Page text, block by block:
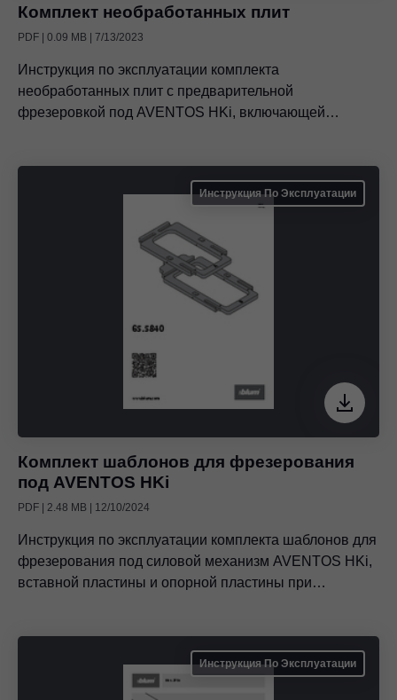
Комплект необработанных плит
PDF | 0.09 MB | 7/13/2023
Инструкция по эксплуатации комплекта
необработанных плит с предварительной
фрезеровкой под AVENTOS HKi, включающей
Инструкция По Эксплуатации
Комплект шаблонов для фрезерования
под AVENTOS HKi
PDF | 2.48 MB | 12/10/2024
Инструкция по эксплуатации комплекта шаблонов для
фрезерования под силовой механизм AVENTOS HKi,
вставной пластины и опорной пластины при
Инструкция По Эксплуатации